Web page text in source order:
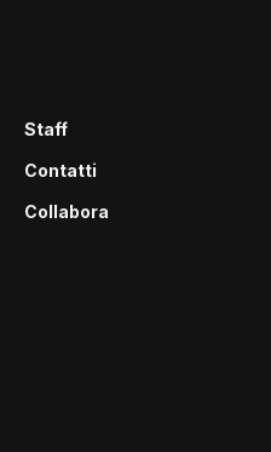
Staff
Contatti
Collabora